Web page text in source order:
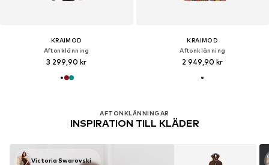
KRAIMOD
Aftonklänning
3 299,90 kr
KRAIMOD
Aftonklänning
2 949,90 kr
AFTONKLÄNNINGAR
INSPIRATION TILL KLÄDER
Victoria Swarovski